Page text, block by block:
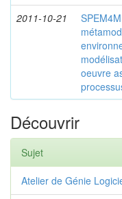
2011-10-21
oeuvre
Découvrir
Sujet
Atelier de Génie